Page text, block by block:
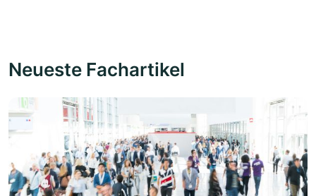
Neueste Fachartikel